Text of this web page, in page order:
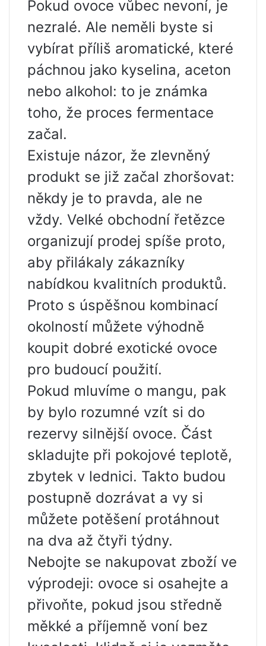
Pokud ovoce vůbec nevoní, je
nezralé. Ale neměli byste si
vybírat příliš aromatické, které
páchnou jako kyselina, aceton
nebo alkohol: to je známka
toho, že proces fermentace
začal.
Existuje názor, že zlevněný
produkt se již začal zhoršovat:
někdy je to pravda, ale ne
vždy. Velké obchodní řetězce
organizují prodej spíše proto,
aby přilákaly zákazníky
nabídkou kvalitních produktů.
Proto s úspěšnou kombinací
okolností můžete výhodně
koupit dobré exotické ovoce
pro budoucí použití.
Pokud mluvíme o mangu, pak
by bylo rozumné vzít si do
rezervy silnější ovoce. Část
skladujte při pokojové teplotě,
zbytek v lednici. Takto budou
postupně dozrávat a vy si
můžete potěšení protáhnout
na dva až čtyři týdny.
Nebojte se nakupovat zboží ve
výprodeji: ovoce si osahejte a
přivoňte, pokud jsou středně
měkké a příjemně voní bez